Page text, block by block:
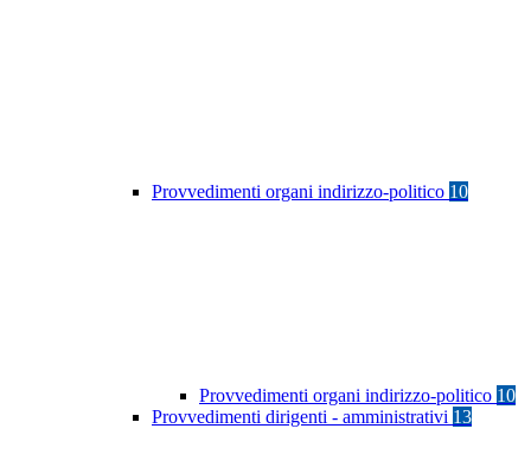
Provvedimenti organi indirizzo-politico 10
Provvedimenti organi indirizzo-politico 10
Provvedimenti dirigenti - amministrativi 13